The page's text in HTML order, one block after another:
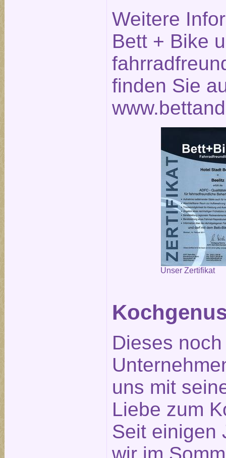
Weitere
Bett + Bike
finden Sie
Unser Zertifikat
Dieses
uns mit
Liebe zum
Seit einigen